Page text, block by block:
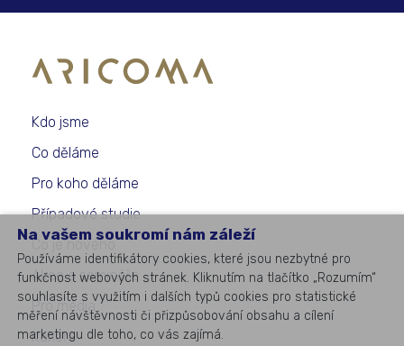
Na vašem soukromí nám záleží
Používáme identifikátory cookies, které jsou nezbytné pro
funkčnost webových stránek. Kliknutím na tlačítko „Rozumím“
souhlasíte s využitím i dalších typů cookies pro statistické
měření návštěvnosti či přizpůsobování obsahu a cílení
marketingu dle toho, co vás zajímá.
Kdo jsme
Co děláme
Pro koho děláme
Případové studie
Co je nového
Akce a semináře
Pro média
Kariéra